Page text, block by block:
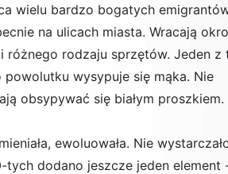
wielu bardzo bogatych
na ulicach miasta. Wracają
różnego rodzaju sprzętów. Jeden z
wysypuje się mąka. Nie
obsypywać się białym proszkiem.
ewoluowała. Nie
tych dodano jeszcze jeden element